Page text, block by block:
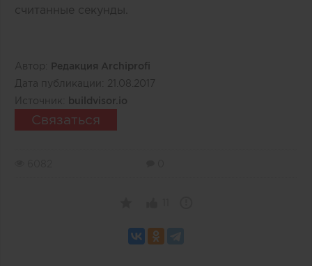
считанные секунды.
Автор:
Редакция Archiprofi
Дата публикации:
21.08.2017
Источник:
buildvisor.io
Связаться